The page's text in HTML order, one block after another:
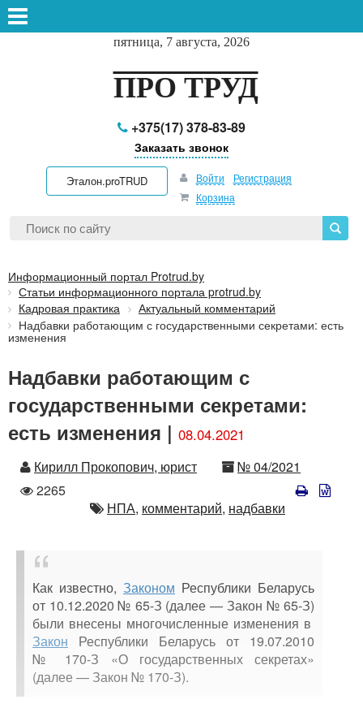
пятница, 7 августа, 2026
ПРО ТРУД
+375(17) 378-83-89
Заказать звонок
Эталон.proTRUD Войти
Регистрация
Корзина
Информационный портал Protrud.by
Статьи информационного портала protrud.by
Кадровая практика
Актуальный комментарий
Надбавки работающим с государственными секретами: есть
изменения
Надбавки работающим с
государственными секретами:
есть изменения | 08.04.2021
Автор
Кирилл Прокопович, юрист Номер
№ 04/2021
Количество
просмотров
2265
Автор
НПА, комментарий, надбавки
Как известно, Законом Республики Беларусь
от 10.12.2020 № 65-З (далее — Закон № 65-З)
были внесены многочисленные изменения в
Закон Республики Беларусь от 19.07.2010
№ 170-З «О государственных секретах»
(далее — Закон № 170-З).